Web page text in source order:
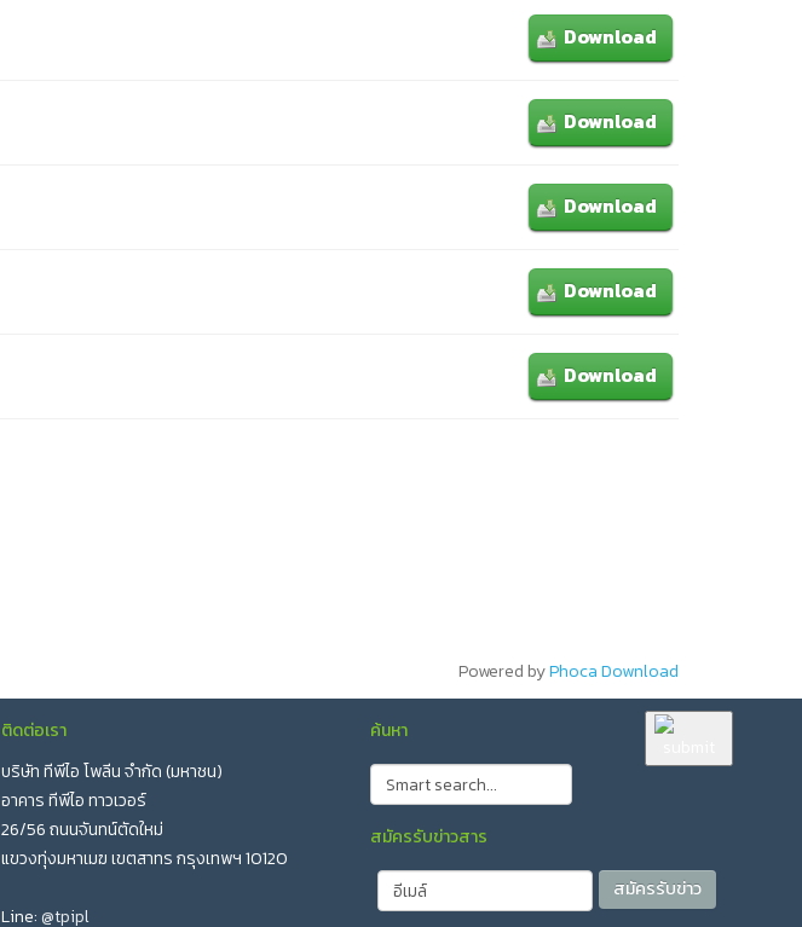
Download
Download
Download
Download
Download
Powered byPhoca Download
ติดต่อเรา
บริษัท ทีพีไอ โพลีน จำกัด (มหาชน)
อาคาร ทีพีไอ ทาวเวอร์
26/56 ถนนจันทน์ตัดใหม่
แขวงทุ่งมหาเมฆ เขตสาทร กรุงเทพฯ 10120
Line:@tpipl
ค้นหา
สมัครรับข่าวสาร